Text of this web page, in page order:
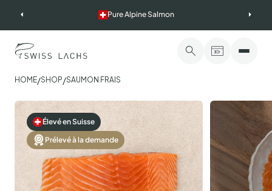
Pure Alpine Salmon
HOME/SHOP/SAUMON FRAIS
Élevé en Suisse
Prélevé à la demande